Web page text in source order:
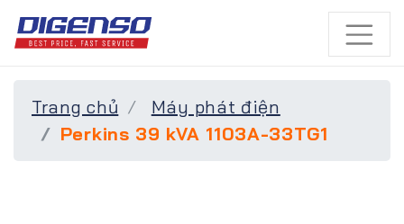
Trang chủ
Máy phát điện
Perkins 39 kVA 1103A-33TG1